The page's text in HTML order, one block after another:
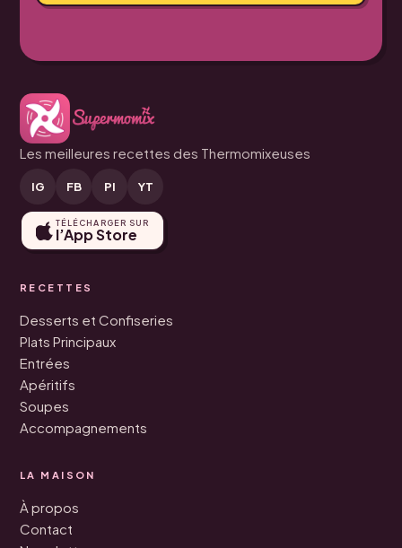
Les meilleures recettes des Thermomixeuses
IG FB PI YT
TÉLÉCHARGER SUR
l’App Store
RECETTES
Desserts et Confiseries
Plats Principaux
Entrées
Apéritifs
Soupes
Accompagnements
LA MAISON
À propos
Contact